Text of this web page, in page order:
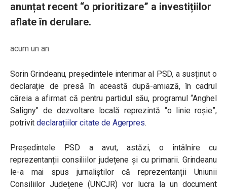
anunțat recent “o prioritizare” a investițiilor
aflate în derulare.
acum un an
Sorin Grindeanu, președintele interimar al PSD, a susținut o
declarație de presă în această după-amiază, în cadrul
căreia a afirmat că pentru partidul său, programul “Anghel
Saligny” de dezvoltare locală reprezintă “o linie roșie”,
potrivitdeclarațiilor citate de Agerpres.
Președintele PSD a avut, astăzi, o întâlnire cu
reprezentanții consiliilor județene și cu primarii. Grindeanu
le-a mai spus jurnaliștilor că reprezentanții Uniunii
Consiliilor Județene (UNCJR) vor lucra la un document